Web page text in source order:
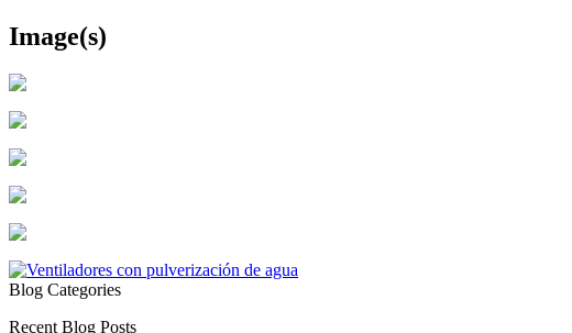
Image(s)
Blog Categories
Recent Blog Posts